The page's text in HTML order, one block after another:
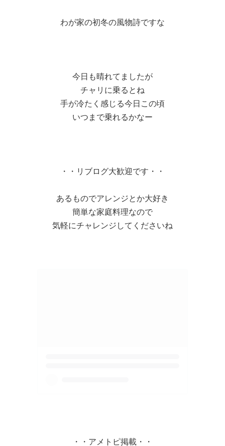
わが家の初冬の風物詩ですな
今日も晴れてましたが
チャリに乗るとね
手が冷たく感じる今日この頃
いつまで乗れるかなー
・・リブログ大歓迎です・・
あるものでアレンジとか大好き
簡単な家庭料理なので
気軽にチャレンジしてくださいね
・・アメトピ掲載・・